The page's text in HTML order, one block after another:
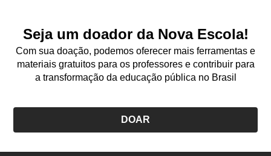
Seja um doador da Nova Escola!
Com sua doação, podemos oferecer mais ferramentas e
materiais gratuitos para os professores e contribuir para
a transformação da educação pública no Brasil
DOAR